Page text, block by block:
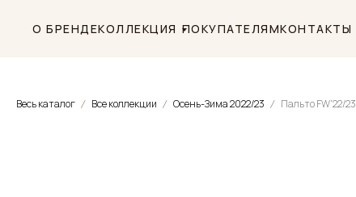
О БРЕНДЕКОЛЛЕКЦИЯ ПОКУПАТЕЛЯМКОНТАКТЫ
Весь каталог Все коллекции Осень-Зима 2022/23 Пальто FW'22/23